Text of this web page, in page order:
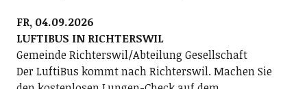
FR, 04.09.2026
LUFTIBUS IN RICHTERSWIL
Gemeinde Richterswil/Abteilung Gesellschaft
Der LuftiBus kommt nach Richterswil. Machen Sie